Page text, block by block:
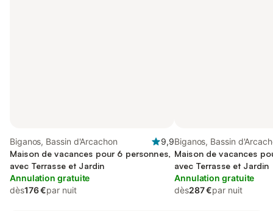
Biganos, Bassin d'Arcachon
9,9
Maison de vacances pour 6 personnes,
avec Terrasse et Jardin
Annulation gratuite
dès176 €par nuit
Biganos, Bassin
Maison de vacances
avec Terrasse et Jardin
Annulation gratuite
dès287 €par nuit